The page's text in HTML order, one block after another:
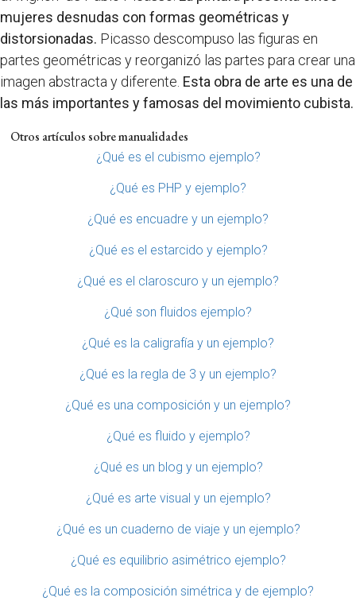
mujeres desnudas con formas geométricas y
distorsionadas. Picasso descompuso las figuras en
partes geométricas y reorganizó las partes para crear una
imagen abstracta y diferente. Esta obra de arte es una de
las más importantes y famosas del movimiento cubista.
Otros artículos sobre manualidades
¿Qué es el cubismo ejemplo?
¿Qué es PHP y ejemplo?
¿Qué es encuadre y un ejemplo?
¿Qué es el estarcido y ejemplo?
¿Qué es el claroscuro y un ejemplo?
¿Qué son fluidos ejemplo?
¿Qué es la caligrafía y un ejemplo?
¿Qué es la regla de 3 y un ejemplo?
¿Qué es una composición y un ejemplo?
¿Qué es fluido y ejemplo?
¿Qué es un blog y un ejemplo?
¿Qué es arte visual y un ejemplo?
¿Qué es un cuaderno de viaje y un ejemplo?
¿Qué es equilibrio asimétrico ejemplo?
¿Qué es la composición simétrica y de ejemplo?